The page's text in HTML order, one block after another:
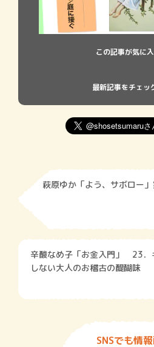
この記事が気に
最新記事をチェッ
萩原ゆか「よう、サボロー
辛酸なめ子「お金入門」 23．
しない大人のお稽古の醍醐味
SNSでも情